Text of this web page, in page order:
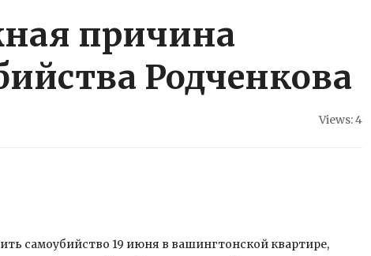
причина
Родченкова
Views: 4
самоубийство 19 июня в вашингтонской квартире,